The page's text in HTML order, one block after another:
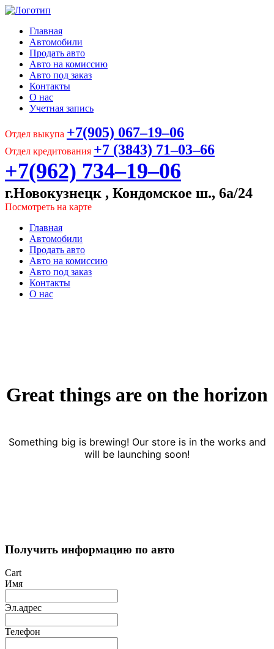
Главная
Автомобили
Продать авто
Авто на комиссию
Авто под заказ
Контакты
О нас
Учетная запись
Отдел выкупа +7(905) 067‒19‒06
Отдел кредитования +7 (3843) 71‒03‒66
+7(962) 734‒19‒06
г.Новокузнецк , Кондомское ш., 6а/24
Посмотреть на карте
Главная
Автомобили
Продать авто
Авто на комиссию
Авто под заказ
Контакты
О нас
Great things are on the horizon
Something big is brewing! Our store is in the works and
will be launching soon!
Получить информацию по авто
Cart
Имя
Эл.адрес
Телефон